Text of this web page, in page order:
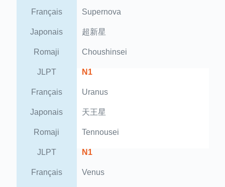
Français Supernova
Japonais 超新星
Romaji Choushinsei
JLPT N1
Français Uranus
Japonais 天王星
Romaji Tennousei
JLPT N1
Français Venus